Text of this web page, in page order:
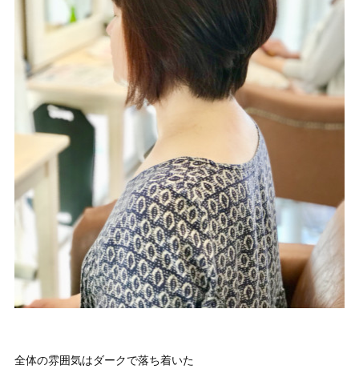
全体の雰囲気はダークで落ち着いた